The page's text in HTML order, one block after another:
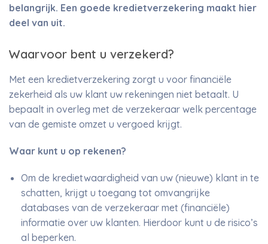
belangrijk. Een goede kredietverzekering maakt hier
deel van uit.
Waarvoor bent u verzekerd?
Met een kredietverzekering zorgt u voor financiële
zekerheid als uw klant uw rekeningen niet betaalt. U
bepaalt in overleg met de verzekeraar welk percentage
van de gemiste omzet u vergoed krijgt.
Waar kunt u op rekenen?
Om de kredietwaardigheid van uw (nieuwe) klant in te
schatten, krijgt u toegang tot omvangrijke
databases van de verzekeraar met (financiële)
informatie over uw klanten. Hierdoor kunt u de risico’s
al beperken.